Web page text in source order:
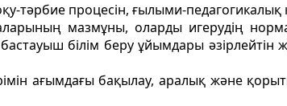
тәрбие процесiн, ғылыми-
мазмұны, оларды игерудiң
білім беру ұйымдары
ағымдағы бақылау, аралық және